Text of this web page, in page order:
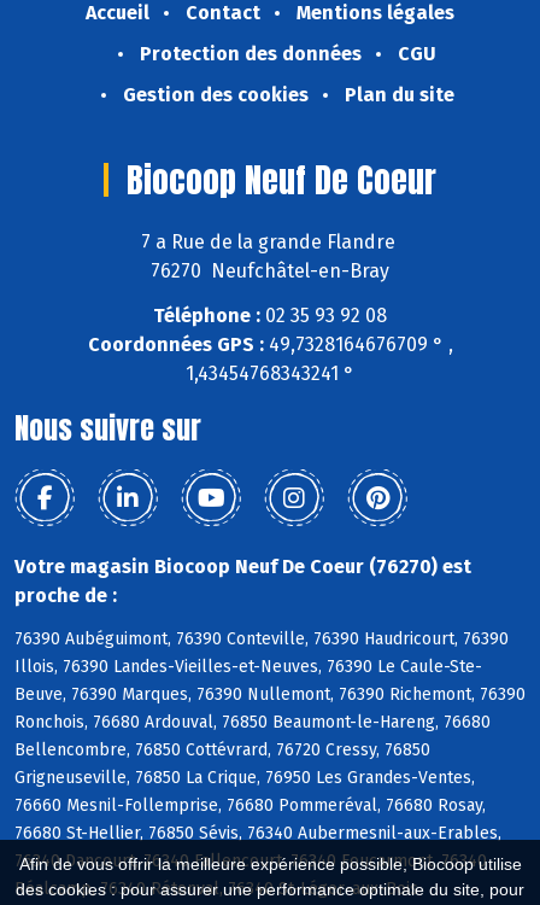
Afin de vous offrir la meilleure expérience possible, Biocoop utilise
des cookies : pour assurer une performance optimale du site, pour
Accueil Contact
Mentions légales
Protection des données
CGU
Gestion des cookies
Plan du site
Biocoop Neuf De Coeur
7 a Rue de la grande Flandre
76270 Neufchâtel-en-Bray
Téléphone : 02 35 93 92 08
Coordonnées GPS :49,7328164676709 ° ,
1,43454768343241 °
Nous suivre sur
Votre magasin Biocoop Neuf De Coeur (76270) est
proche de :
76390 Aubéguimont, 76390 Conteville, 76390 Haudricourt, 76390
Illois, 76390 Landes-Vieilles-et-Neuves, 76390 Le Caule-Ste-
Beuve, 76390 Marques, 76390 Nullemont, 76390 Richemont, 76390
Ronchois, 76680 Ardouval, 76850 Beaumont-le-Hareng, 76680
Bellencombre, 76850 Cottévrard, 76720 Cressy, 76850
Grigneuseville, 76850 La Crique, 76950 Les Grandes-Ventes,
76660 Mesnil-Follemprise, 76680 Pommeréval, 76680 Rosay,
76680 St-Hellier, 76850 Sévis, 76340 Aubermesnil-aux-Erables,
76340 Dancourt, 76340 Fallencourt, 76340 Foucarmont, 76340
Réalcamp, 76340 Rétonval, 76340 St-Léger-aux-Bois